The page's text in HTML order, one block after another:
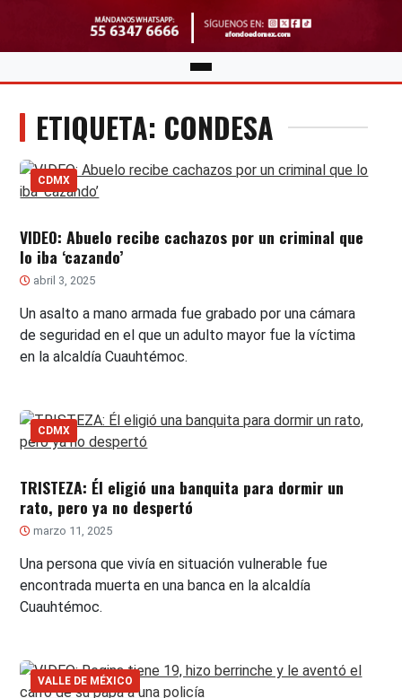
ETIQUETA: CONDESA
CDMX
VIDEO: Abuelo recibe cachazos por un criminal que
lo iba ‘cazando’
abril 3, 2025
Un asalto a mano armada fue grabado por una cámara
de seguridad en el que un adulto mayor fue la víctima
en la alcaldía Cuauhtémoc.
CDMX
TRISTEZA: Él eligió una banquita para dormir un
rato, pero ya no despertó
marzo 11, 2025
Una persona que vivía en situación vulnerable fue
encontrada muerta en una banca en la alcaldía
Cuauhtémoc.
VALLE DE MÉXICO